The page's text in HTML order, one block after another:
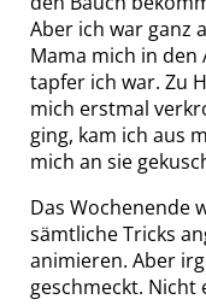
Aber ich war ganz
Mama mich in
tapfer ich war. Zu
mich erstmal
ging, kam ich aus
mich an sie
Das Wochenende
sämtliche Tricks
animieren. Aber
geschmeckt.